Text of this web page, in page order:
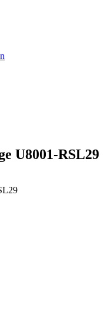
U8001-RSL29